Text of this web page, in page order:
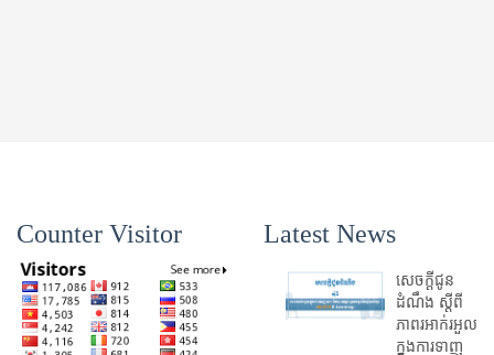
Counter Visitor Latest News
សេចក្តីជូន
ដំណឹង ស្តី​ពី
ភាព​រអាក់រអួល​
ក្នុងការ​ទាញ​